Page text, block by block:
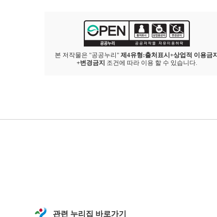
본 저작물은 "공공누리" 제4유형:출처표시+상업적 이용금지
+변경금지 조건에 따라 이용 할 수 있습니다.
관련 누리집 바로가기